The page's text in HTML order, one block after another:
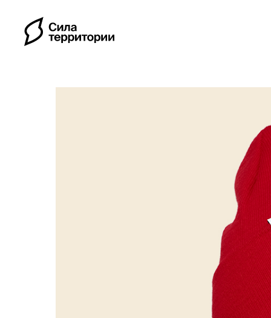
Индивидуальные